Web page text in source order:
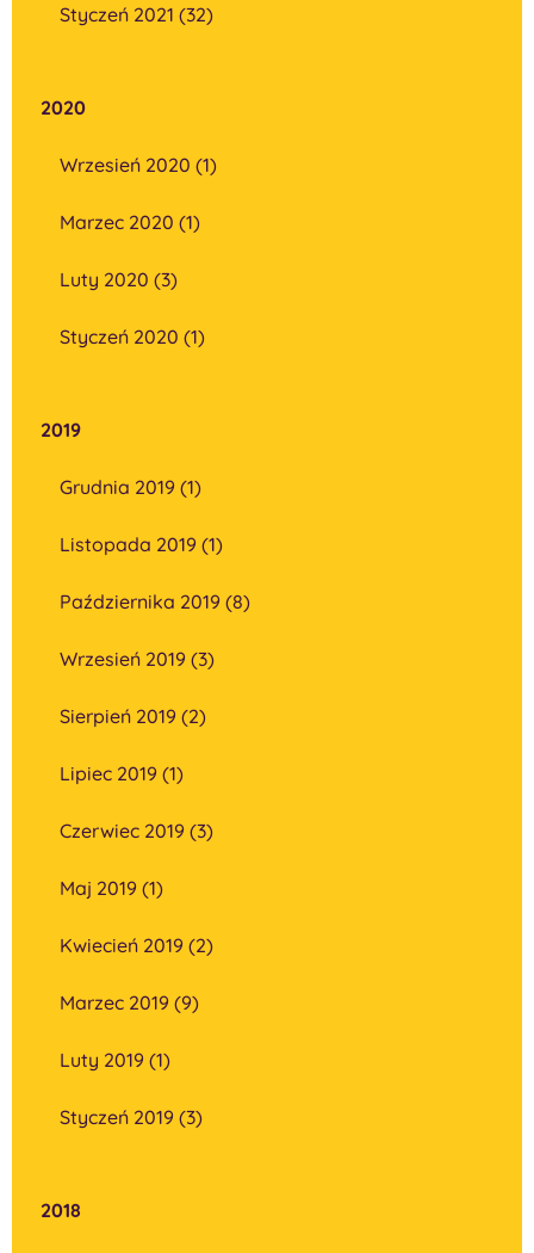
Styczeń 2021 (32)
2020
Wrzesień 2020 (1)
Marzec 2020 (1)
Luty 2020 (3)
Styczeń 2020 (1)
2019
Grudnia 2019 (1)
Listopada 2019 (1)
Października 2019 (8)
Wrzesień 2019 (3)
Sierpień 2019 (2)
Lipiec 2019 (1)
Czerwiec 2019 (3)
Maj 2019 (1)
Kwiecień 2019 (2)
Marzec 2019 (9)
Luty 2019 (1)
Styczeń 2019 (3)
2018